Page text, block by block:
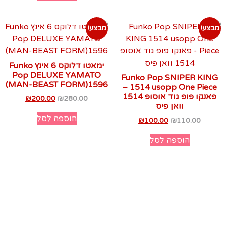
מבצע!
Funko Pop SNIPER KING
1514 usopp One Piece –
פאנקו פופ גוד אוסופ 1514
וואן פיס
₪110.00
₪100.00
הוספה לסל
מבצע!
ימאטו דלוקס 6 אינץ Funko
Pop DELUXE YAMATO
(MAN-BEAST FORM)1596
₪280.00
₪200.00
הוספה לסל